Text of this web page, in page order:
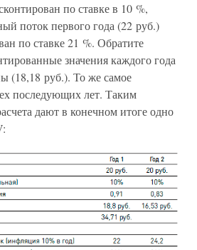
по ставке в 10 %,
поток первого года (22 руб.)
по ставке 21 %. Обратите
значения каждого года
(18,18 руб.). То же самое
последующих лет. Таким
дают в конечном итоге одно